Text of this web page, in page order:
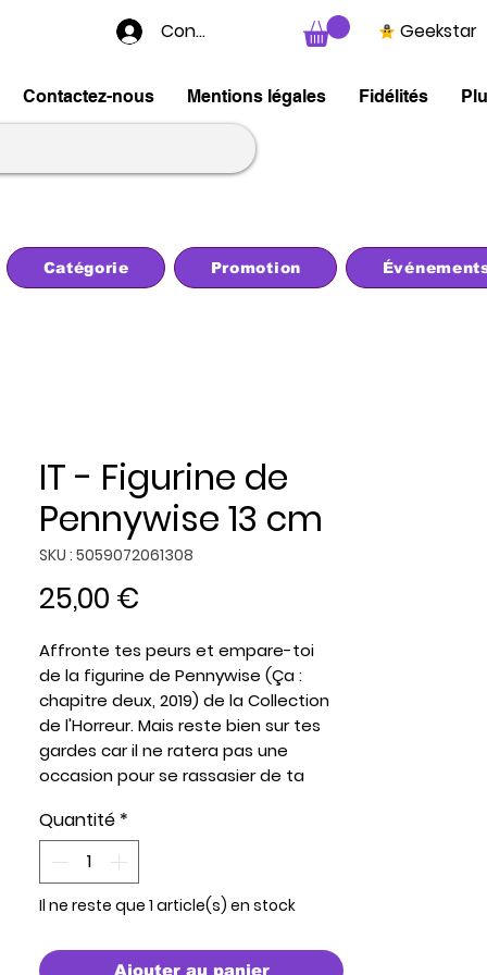
Connexion Geekstar
Contactez-nous Mentions légales Fidélités
Catégorie Promotion
IT - Figurine de
Pennywise 13 cm
SKU : 5059072061308
25,00 €
Affronte tes peurs et empare-toi
de la figurine de Pennywise (Ça :
chapitre deux, 2019) de la Collection
de l'Horreur.Mais reste bien sur tes
gardes car il ne ratera pas une
occasion pour se rassasier de ta
Dans le livre de
être ultra terrestre terrifiant revêt
d'innombrables formes pour
clown dansant si singulier a été
Quantité *
Il ne reste que 1 article(s) en stock
Ajouter au panier